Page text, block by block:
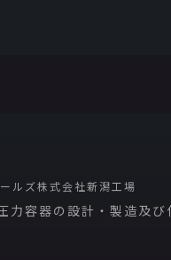
ルズ株式会社新潟工場
力容器の設計・製造及び